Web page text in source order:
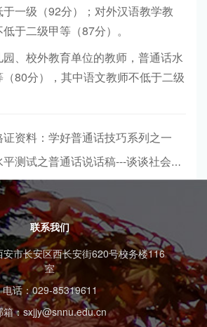
一级（92分）；对外汉语教学教
于二级甲等（87分）。
、校外教育单位的教师，普通话水
80分），其中语文教师不低于二级
资料：学好普通话技巧系列之一
下一篇：普通话水平测试之普通话说话稿---谈谈社会公德
联系我们
市长安区西长安街620号校务楼116
室
电话：029-85319611
箱：sxjjy@snnu.edu.cn